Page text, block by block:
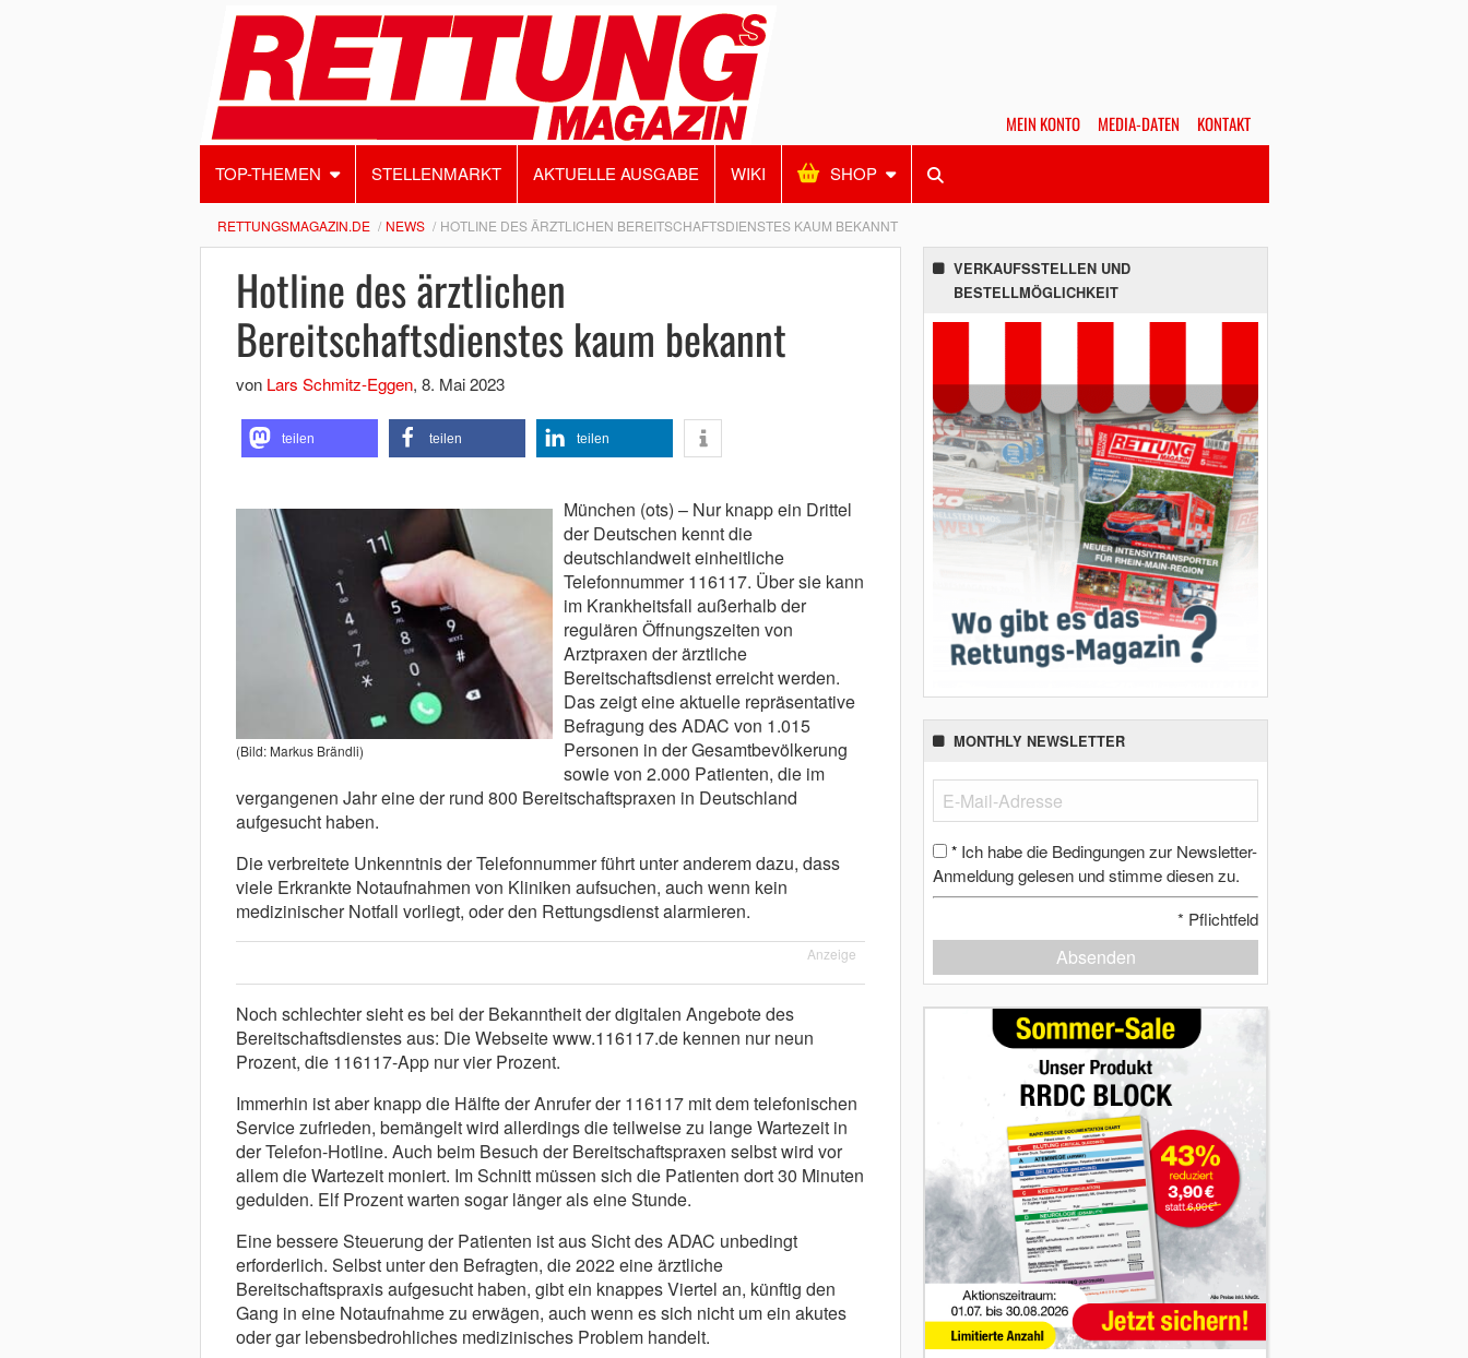
MEIN KONTO MEDIA-DATEN KONTAKT
TOP-THEMEN STELLENMARKT AKTUELLE AUSGABE WIKI SHOP
RETTUNGSMAGAZIN.DE NEWS HOTLINE DES ÄRZTLICHEN BEREITSCHAFTSDIENSTES KAUM BEKANNT
Hotline des ärztlichen
Bereitschaftsdienstes kaum bekannt
von Lars Schmitz-Eggen, 8. Mai 2023
teilen teilen teilen
(Bild: Markus Brändli)
München (ots) – Nur knapp ein Drittel
der Deutschen kennt die
deutschlandweit einheitliche
Telefonnummer 116117. Über sie kann
im Krankheitsfall außerhalb der
regulären Öffnungszeiten von
Arztpraxen der ärztliche
Bereitschaftsdienst erreicht werden.
Das zeigt eine aktuelle repräsentative
Befragung des ADAC von 1.015
Personen in der Gesamtbevölkerung
sowie von 2.000 Patienten, die im
vergangenen Jahr eine der rund 800 Bereitschaftspraxen in Deutschland
aufgesucht haben.
Die verbreitete Unkenntnis der Telefonnummer führt unter anderem dazu, dass
viele Erkrankte Notaufnahmen von Kliniken aufsuchen, auch wenn kein
medizinischer Notfall vorliegt, oder den Rettungsdienst alarmieren.
Anzeige
Noch schlechter sieht es bei der Bekanntheit der digitalen Angebote des
Bereitschaftsdienstes aus: Die Webseite www.116117.de kennen nur neun
Prozent, die 116117-App nur vier Prozent.
Immerhin ist aber knapp die Hälfte der Anrufer der 116117 mit dem telefonischen
Service zufrieden, bemängelt wird allerdings die teilweise zu lange Wartezeit in
der Telefon-Hotline. Auch beim Besuch der Bereitschaftspraxen selbst wird vor
allem die Wartezeit moniert. Im Schnitt müssen sich die Patienten dort 30 Minuten
gedulden. Elf Prozent warten sogar länger als eine Stunde.
Eine bessere Steuerung der Patienten ist aus Sicht des ADAC unbedingt
erforderlich. Selbst unter den Befragten, die 2022 eine ärztliche
Bereitschaftspraxis aufgesucht haben, gibt ein knappes Viertel an, künftig den
Gang in eine Notaufnahme zu erwägen, auch wenn es sich nicht um ein akutes
oder gar lebensbedrohliches medizinisches Problem handelt.
VERKAUFSSTELLEN UND
BESTELLMÖGLICHKEIT
MONTHLY NEWSLETTER
* Ich habe die Bedingungen zur Newsletter-
Anmeldung gelesen und stimme diesen zu.
* Pflichtfeld
Absenden